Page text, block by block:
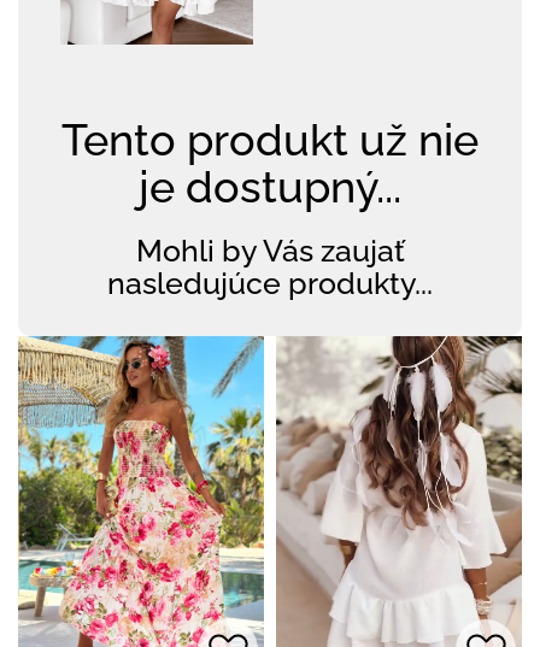
Tento produkt už nie
je dostupný...
Mohli by Vás zaujať
nasledujúce produkty...